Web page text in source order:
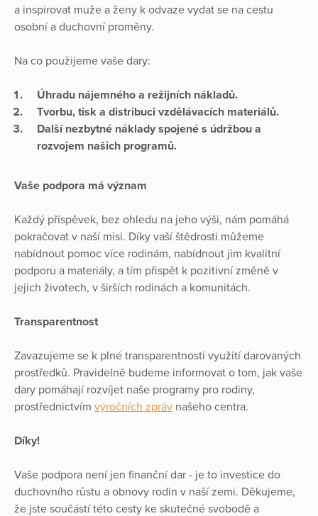
a inspirovat muže a ženy k odvaze vydat se na cestu
osobní a duchovní proměny.
Na co použijeme vaše dary:
Úhradu nájemného a režijních nákladů.
Tvorbu, tisk a distribuci vzdělávacích materiálů.
Další nezbytné náklady spojené s údržbou a
rozvojem našich programů.
Vaše podpora má význam
Každý příspěvek, bez ohledu na jeho výši, nám pomáhá
pokračovat v naší misi. Díky vaší štědrosti můžeme
nabídnout pomoc více rodinám, nabídnout jim kvalitní
podporu a materiály, a tím přispět k pozitivní změně v
jejich životech, v širších rodinách a komunitách.
Transparentnost
Zavazujeme se k plné transparentnosti využití darovaných
prostředků. Pravidelně budeme informovat o tom, jak vaše
dary pomáhají rozvíjet naše programy pro rodiny,
prostřednictvím výročních zpráv našeho centra.
Díky!
Vaše podpora není jen finanční dar - je to investice do
duchovního růstu a obnovy rodin v naší zemi. Děkujeme,
že jste součástí této cesty ke skutečné svobodě a